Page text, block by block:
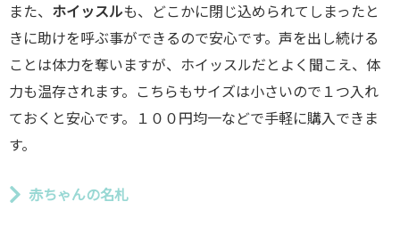
また、 ホイッスルも、どこかに閉じ込められてしまったと
きに助けを呼ぶ事ができるので安心です。声を出し続ける
ことは体力を奪いますが、ホイッスルだとよく聞こえ、体
力も温存されます。こちらもサイズは小さいので１つ入れ
ておくと安心です。１００円均一などで手軽に購入できま
す。
赤ちゃんの名札